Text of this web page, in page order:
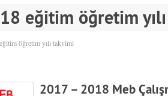
eğitim öğretim
öğretim yılı takvimi
2017 – 2018 Meb